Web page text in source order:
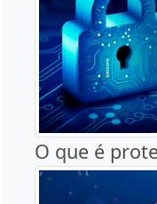
O que é